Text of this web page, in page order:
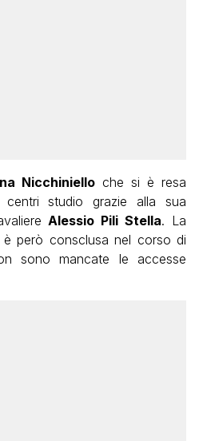
Nicchiniello che si è resa
centri studio grazie alla sua
Alessio Pili Stella. La
però consclusa nel corso di
sono mancate le accesse